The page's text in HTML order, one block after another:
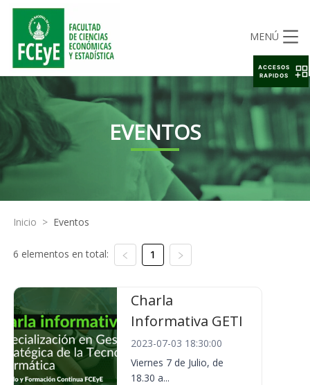
MENÚ
EVENTOS
Inicio > Eventos
6 elementos en total: 1
Charla
Informativa GETI
2023-07-03 18:30:00
Viernes 7 de Julio, de
18.30 a...
ACCESOS
RAPIDOS